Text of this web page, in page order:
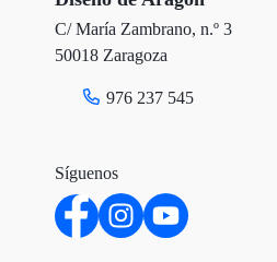
k n
C/ María Zambrano, n.º 3
50018 Zaragoza
976 237 545
Síguenos